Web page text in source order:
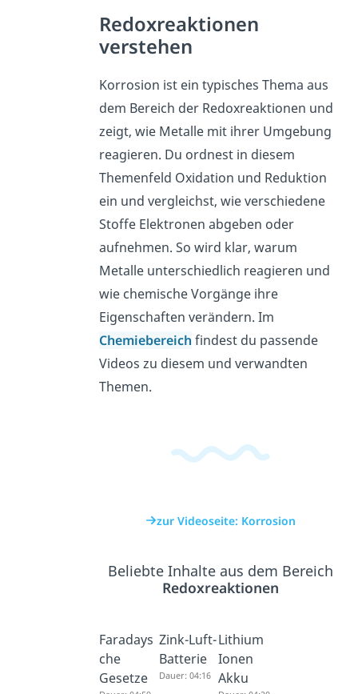
Redoxreaktionen
verstehen
Korrosion ist ein typisches Thema aus
dem Bereich der Redoxreaktionen und
zeigt, wie Metalle mit ihrer Umgebung
reagieren. Du ordnest in diesem
Themenfeld Oxidation und Reduktion
ein und vergleichst, wie verschiedene
Stoffe Elektronen abgeben oder
aufnehmen. So wird klar, warum
Metalle unterschiedlich reagieren und
wie chemische Vorgänge ihre
Eigenschaften verändern. Im
Chemiebereich findest du passende
Videos zu diesem und verwandten
Themen.
zur Videoseite: Korrosion
Beliebte Inhalte aus dem Bereich
Redoxreaktionen
Faradays
che
Gesetze
Zink-Luft-
Batterie
Dauer: 04:16
Lithium
Ionen
Akku